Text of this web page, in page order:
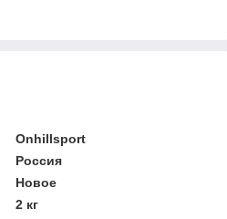
Onhillsport
Россия
Новое
2 кг